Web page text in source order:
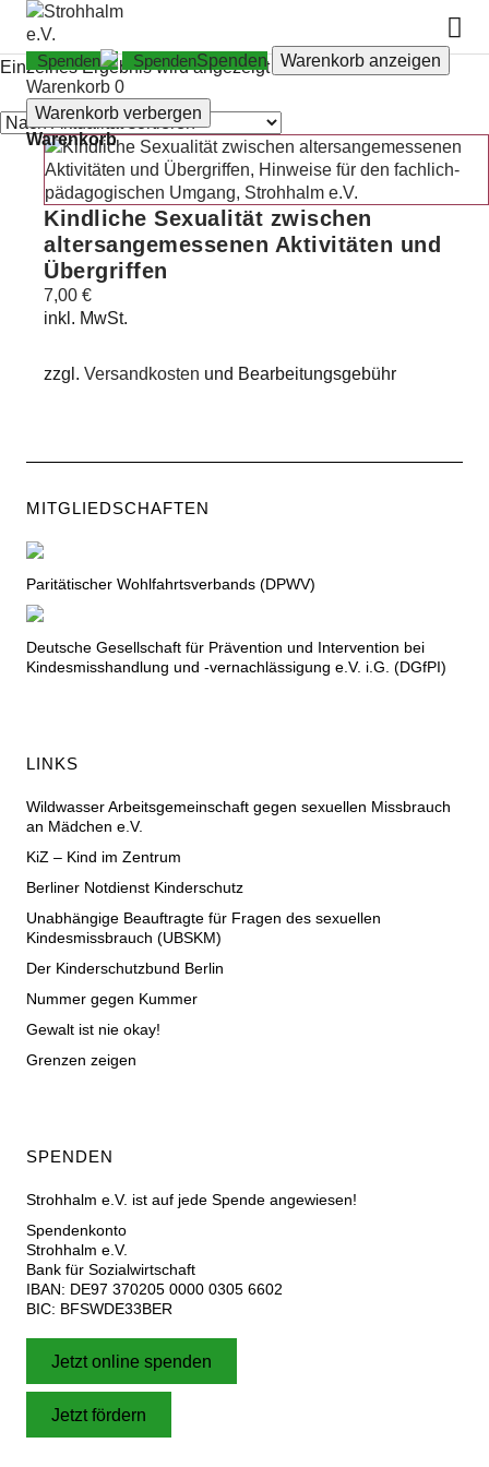
Spenden
Warenkorb anzeigen
Warenkorb 0
Warenkorb verbergen
Warenkorb
Einzelnes Ergebnis wird angezeigt
Kindliche Sexualität zwischen
altersangemessenen Aktivitäten und
Übergriffen
7,00 €
inkl. MwSt.
zzgl. Versandkosten und Bearbeitungsgebühr
MITGLIEDSCHAFTEN
Paritätischer Wohlfahrtsverbands (DPWV)
Deutsche Gesellschaft für Prävention und Intervention bei
Kindesmisshandlung und -vernachlässigung e.V. i.G. (DGfPI)
LINKS
Wildwasser Arbeitsgemeinschaft gegen sexuellen Missbrauch
an Mädchen e.V.
KiZ – Kind im Zentrum
Berliner Notdienst Kinderschutz
Unabhängige Beauftragte für Fragen des sexuellen
Kindesmissbrauch (UBSKM)
Der Kinderschutzbund Berlin
Nummer gegen Kummer
Gewalt ist nie okay!
Grenzen zeigen
SPENDEN
Strohhalm e.V. ist auf jede Spende angewiesen!
Spendenkonto
Strohhalm e.V.
Bank für Sozialwirtschaft
IBAN: DE97 370205 0000 0305 6602
BIC: BFSWDE33BER
Jetzt online spenden
Jetzt fördern